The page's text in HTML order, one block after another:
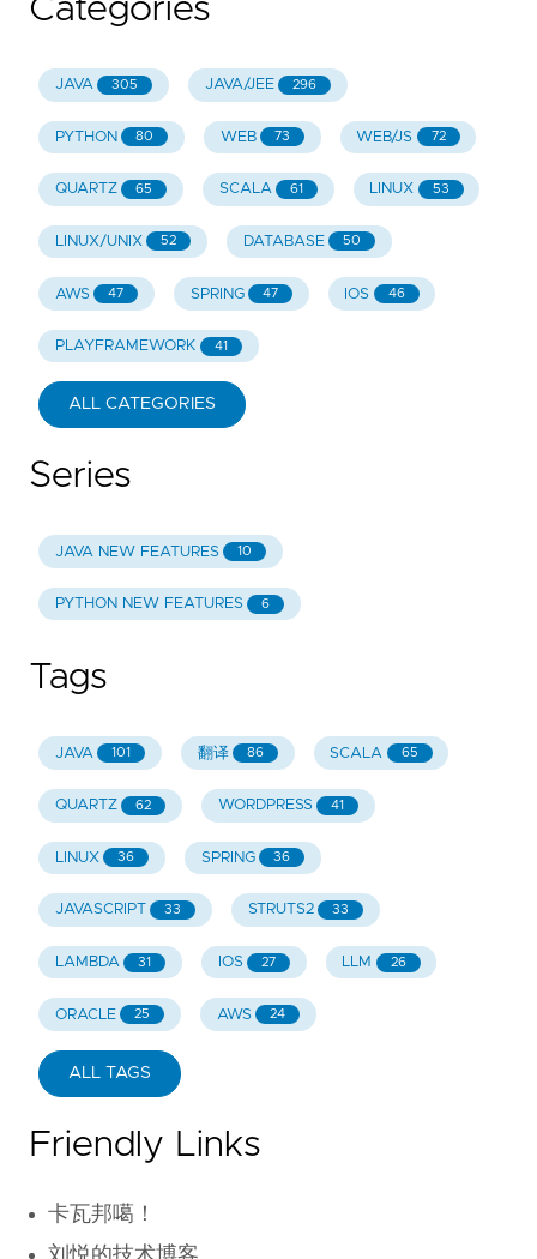
Categories
JAVA 305 JAVA/JEE 296
PYTHON 80 WEB 73 WEB/JS 72
QUARTZ 65 SCALA 61 LINUX 53
LINUX/UNIX 52 DATABASE 50
AWS 47 SPRING 47 IOS 46
PLAYFRAMEWORK 41
ALL CATEGORIES
Series
JAVA NEW FEATURES 10
PYTHON NEW FEATURES 6
Tags
JAVA 101 翻译 86 SCALA 65
QUARTZ 62 WORDPRESS 41
LINUX 36 SPRING 36
JAVASCRIPT 33 STRUTS2 33
LAMBDA 31 IOS 27 LLM 26
ORACLE 25 AWS 24
ALL TAGS
Friendly Links
卡瓦邦噶！